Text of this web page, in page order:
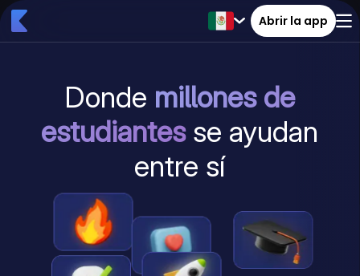
Abrir la app
Donde millones de
estudiantesse ayudan
entre sí